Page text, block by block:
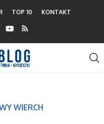
TOP 10 KONTAKT
WIERCH